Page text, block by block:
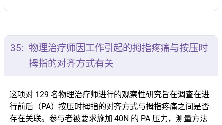
35: 物理治疗师因工作引起的拇指疼痛与按压时
拇指的对齐方式有关
这项对 129 名物理治疗师进行的观察性研究旨在调查在进
行前后（PA）按压时拇指的对齐方式与拇指疼痛之间是否
存在关联。参与者被要求施加 40N 的 PA 压力，测量方法